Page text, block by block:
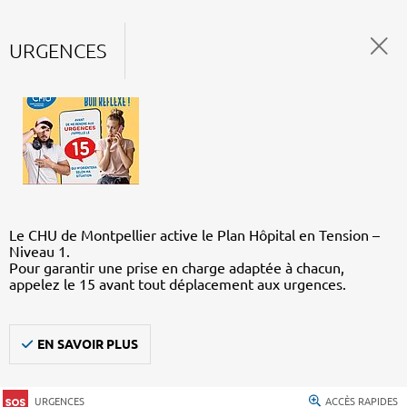
URGENCES
Le CHU de Montpellier active le Plan Hôpital en Tension –
Niveau 1.
Pour garantir une prise en charge adaptée à chacun,
appelez le 15 avant tout déplacement aux urgences.
EN SAVOIR PLUS
URGENCES ACCÈS RAPIDES